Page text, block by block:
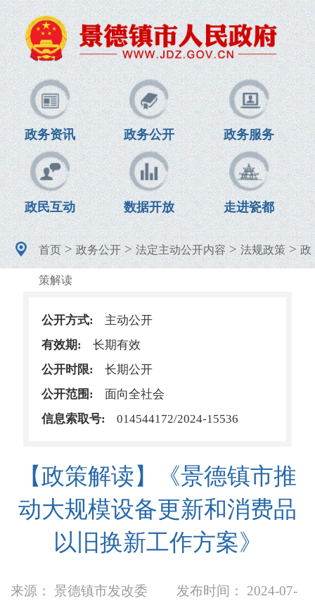
政务资讯 政务公开 政务服务
政民互动 数据开放 走进瓷都
首页>政务公开>法定主动公开内容>法规政策>政
策解读
公开方式:
主动公开
有效期:
长期有效
公开时限:
长期公开
公开范围:
面向全社会
信息索取号:
014544172/2024-15536
【政策解读】《景德镇市推
动大规模设备更新和消费品
以旧换新工作方案》
来源： 景德镇市发改委 发布时间： 2024-07-